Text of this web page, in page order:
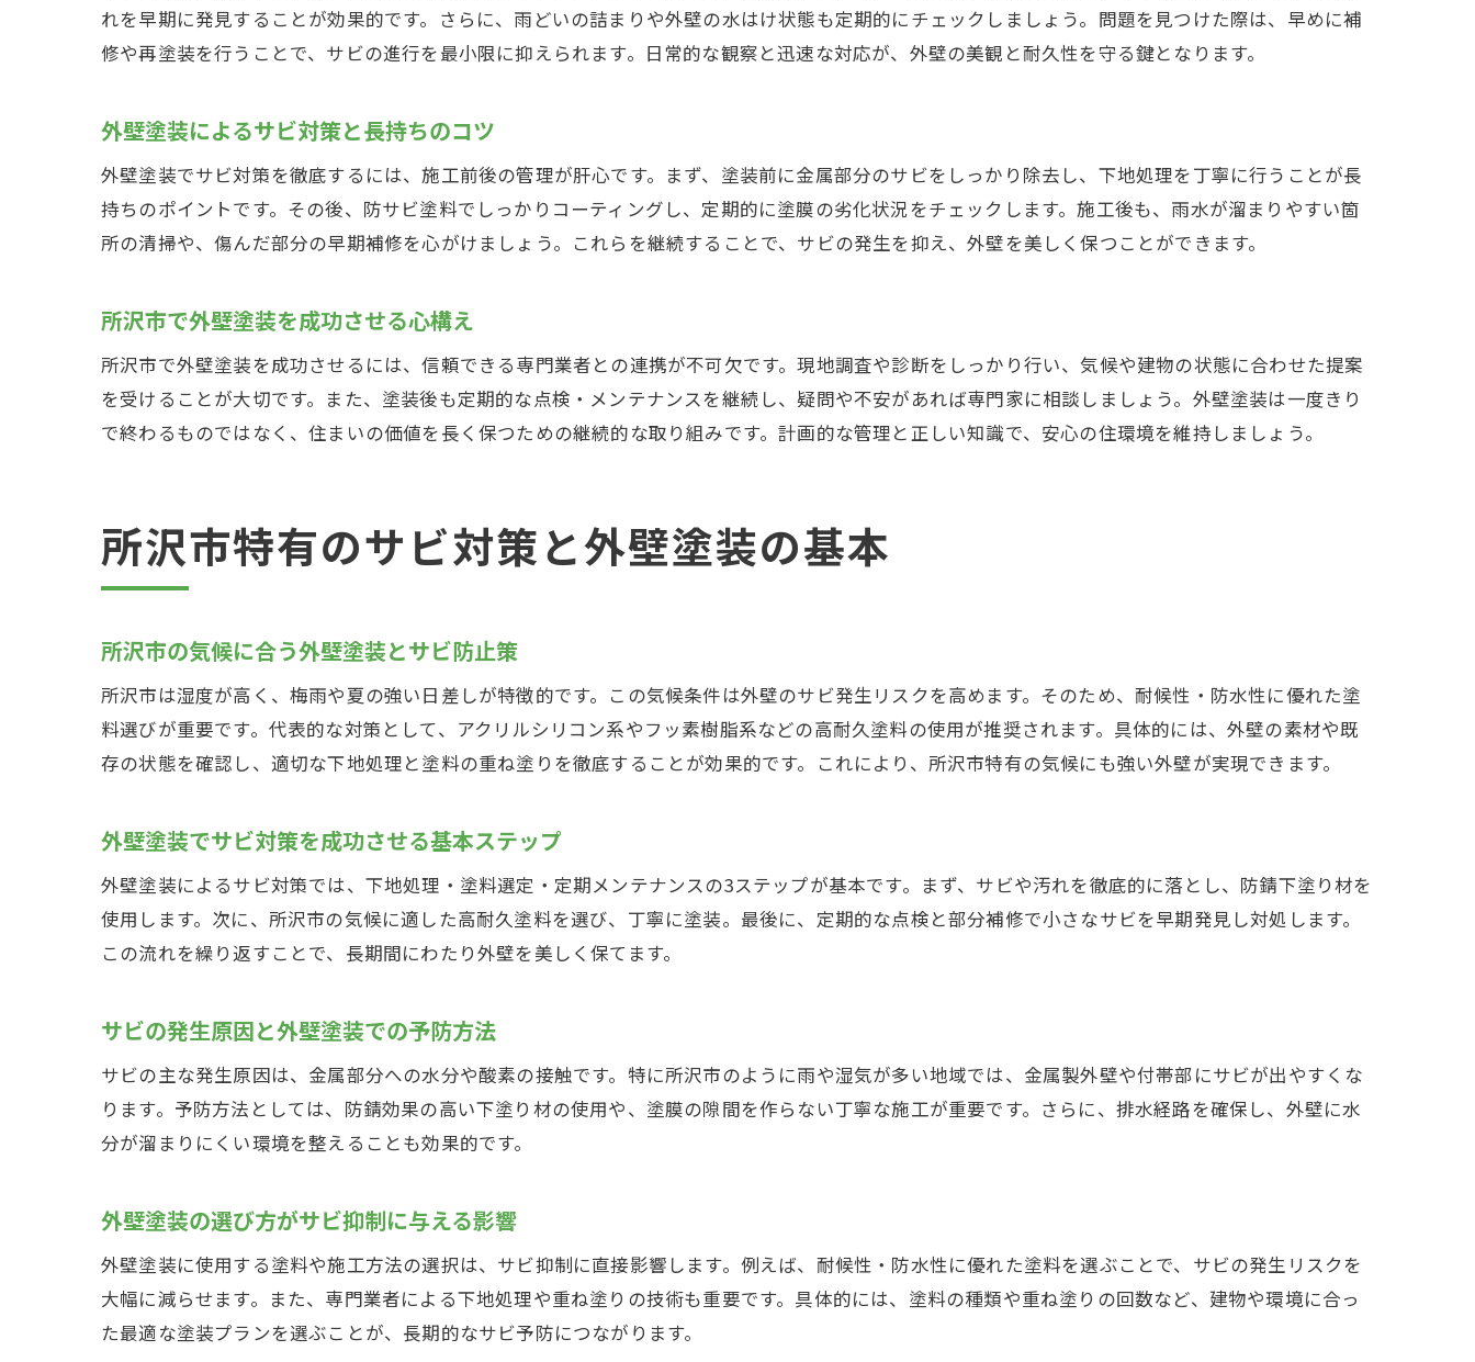
長持ちする外壁塗装のためのサビ対策ポイント
外壁塗装の耐久性を高めるサビ予防の秘訣
外壁塗装後のメンテナンスとサビ予防法
外壁塗装による耐久性アップとサビ防止策
外壁塗装を通じたサビ対策の実践方法
外壁塗装現場でのサビ防止実例を紹介
外壁塗装でサビを抑えるための注意点
外壁塗装後のサビ予防メンテナンス方法
サビを防ぐ外壁塗装の選び方と手順
サビ防止重視の外壁塗装選びで失敗しないコツ
外壁塗装のポイントとサビ防止の豆知識
外壁塗装プロが伝授するサビ対策の選び方
外壁塗装を成功させるサビ対策の秘訣とは
外壁塗装とサビ対策で快適な住まいを維持
外壁塗装を長持ちさせるためのサビ防止策
れを早期に発見することが効果的です。さらに、雨どいの詰まりや外壁の水はけ状態も定期的にチェックしましょう。問題を見つけた際は、早めに補
修や再塗装を行うことで、サビの進行を最小限に抑えられます。日常的な観察と迅速な対応が、外壁の美観と耐久性を守る鍵となります。
外壁塗装によるサビ対策と長持ちのコツ
外壁塗装でサビ対策を徹底するには、施工前後の管理が肝心です。まず、塗装前に金属部分のサビをしっかり除去し、下地処理を丁寧に行うことが長
持ちのポイントです。その後、防サビ塗料でしっかりコーティングし、定期的に塗膜の劣化状況をチェックします。施工後も、雨水が溜まりやすい箇
所の清掃や、傷んだ部分の早期補修を心がけましょう。これらを継続することで、サビの発生を抑え、外壁を美しく保つことができます。
所沢市で外壁塗装を成功させる心構え
所沢市で外壁塗装を成功させるには、信頼できる専門業者との連携が不可欠です。現地調査や診断をしっかり行い、気候や建物の状態に合わせた提案
を受けることが大切です。また、塗装後も定期的な点検・メンテナンスを継続し、疑問や不安があれば専門家に相談しましょう。外壁塗装は一度きり
で終わるものではなく、住まいの価値を長く保つための継続的な取り組みです。計画的な管理と正しい知識で、安心の住環境を維持しましょう。
所沢市特有のサビ対策と外壁塗装の基本
所沢市の気候に合う外壁塗装とサビ防止策
所沢市は湿度が高く、梅雨や夏の強い日差しが特徴的です。この気候条件は外壁のサビ発生リスクを高めます。そのため、耐候性・防水性に優れた塗
料選びが重要です。代表的な対策として、アクリルシリコン系やフッ素樹脂系などの高耐久塗料の使用が推奨されます。具体的には、外壁の素材や既
存の状態を確認し、適切な下地処理と塗料の重ね塗りを徹底することが効果的です。これにより、所沢市特有の気候にも強い外壁が実現できます。
外壁塗装でサビ対策を成功させる基本ステップ
外壁塗装によるサビ対策では、下地処理・塗料選定・定期メンテナンスの3ステップが基本です。まず、サビや汚れを徹底的に落とし、防錆下塗り材を
使用します。次に、所沢市の気候に適した高耐久塗料を選び、丁寧に塗装。最後に、定期的な点検と部分補修で小さなサビを早期発見し対処します。
この流れを繰り返すことで、長期間にわたり外壁を美しく保てます。
サビの発生原因と外壁塗装での予防方法
サビの主な発生原因は、金属部分への水分や酸素の接触です。特に所沢市のように雨や湿気が多い地域では、金属製外壁や付帯部にサビが出やすくな
ります。予防方法としては、防錆効果の高い下塗り材の使用や、塗膜の隙間を作らない丁寧な施工が重要です。さらに、排水経路を確保し、外壁に水
分が溜まりにくい環境を整えることも効果的です。
外壁塗装の選び方がサビ抑制に与える影響
外壁塗装に使用する塗料や施工方法の選択は、サビ抑制に直接影響します。例えば、耐候性・防水性に優れた塗料を選ぶことで、サビの発生リスクを
大幅に減らせます。また、専門業者による下地処理や重ね塗りの技術も重要です。具体的には、塗料の種類や重ね塗りの回数など、建物や環境に合っ
た最適な塗装プランを選ぶことが、長期的なサビ予防につながります。